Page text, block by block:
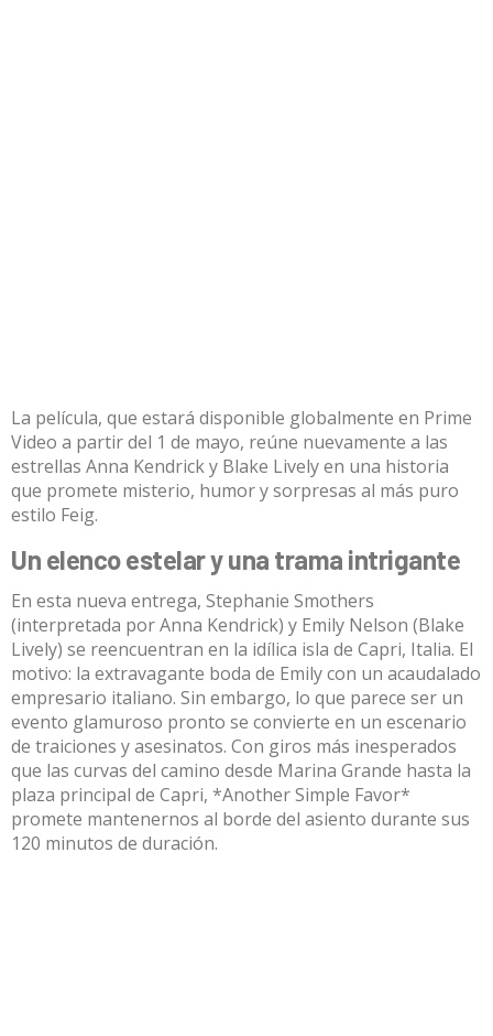
La película, que estará disponible globalmente en Prime
Video a partir del 1 de mayo, reúne nuevamente a las
estrellas Anna Kendrick y Blake Lively en una historia
que promete misterio, humor y sorpresas al más puro
estilo Feig.
Un elenco estelar y una trama intrigante
En esta nueva entrega, Stephanie Smothers
(interpretada por Anna Kendrick) y Emily Nelson (Blake
Lively) se reencuentran en la idílica isla de Capri, Italia. El
motivo: la extravagante boda de Emily con un acaudalado
empresario italiano. Sin embargo, lo que parece ser un
evento glamuroso pronto se convierte en un escenario
de traiciones y asesinatos. Con giros más inesperados
que las curvas del camino desde Marina Grande hasta la
plaza principal de Capri, *Another Simple Favor*
promete mantenernos al borde del asiento durante sus
120 minutos de duración.